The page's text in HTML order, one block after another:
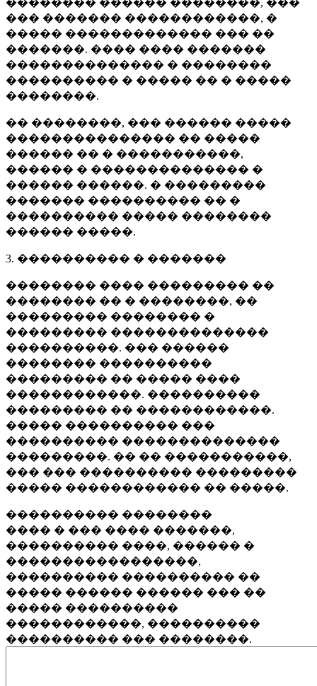
�������� ������ ��������, ���
��� ������� ������������, �
����� ������������� ��� ��
�������. ���� ���� �������
�������������� � ��������
���������� � ����� �� � �����
��������.
�� ��������, ��� ������ �����
��������������� �� �����
������ �� � �����������,
������ � �������������� �
������ ������. � ���������
������� ���������� �� �
���������� ����� ��������
������ �����.
3. ���������� � �������
�������� ���� ��������� ��
�������� �� � ��������, ��
��������� �������� �
��������� ��������������
����������. ��� ������
�������� ����������
��������� �� ����� ����
������������. ����������
��������� �� ������������.
����� ���������� ���
���������� ��������������
���������. �� �� �����������,
��� ��� ���������� ���������
����� ������������ �� �����.
���������� ��������
���� � ��� ���� �������,
���������� ����, ������ �
�����������������,
���������� ���������� ��
����� ������ ������ ��� ��
����� ����������
������������, ����������
���������� ��� ��������.